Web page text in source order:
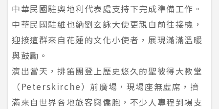
中華民國駐奧地利代表處支持下完成準備工作。
中華民國駐維也納劉玄詠大使更親自前往接機，
迎接這群來自花蓮的文化小使者，展現滿滿溫暖
與鼓勵。
演出當天，排笛團登上歷史悠久的聖彼得大教堂
（Peterskirche）前廣場，現場座無虛席，擠
滿來自世界各地旅客與僑胞，不少人專程到場支